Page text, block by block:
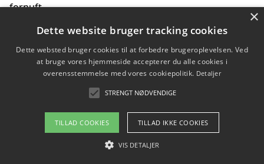
fornuft
Sådan kan du handle bæredygtigt og bestil med
faktura
Om / kontakt
Blog Betingelser
×
Dette website bruger tracking cookies
Dette websted bruger cookies til at forbedre brugeroplevelsen. Ved
at bruge vores hjemmeside accepterer du alle cookies i
overensstemmelse med vores cookiepolitik. Detaljer
STRENGT NØDVENDIGE
TILLAD COOKIES TILLAD IKKE COOKIES
VIS DETALJER